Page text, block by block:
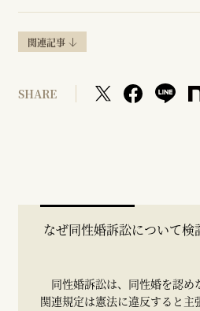
関連記事
SHARE
なぜ同性婚訴訟について検
同性婚訴訟は、同性婚を認め
関連規定は憲法に違反すると主